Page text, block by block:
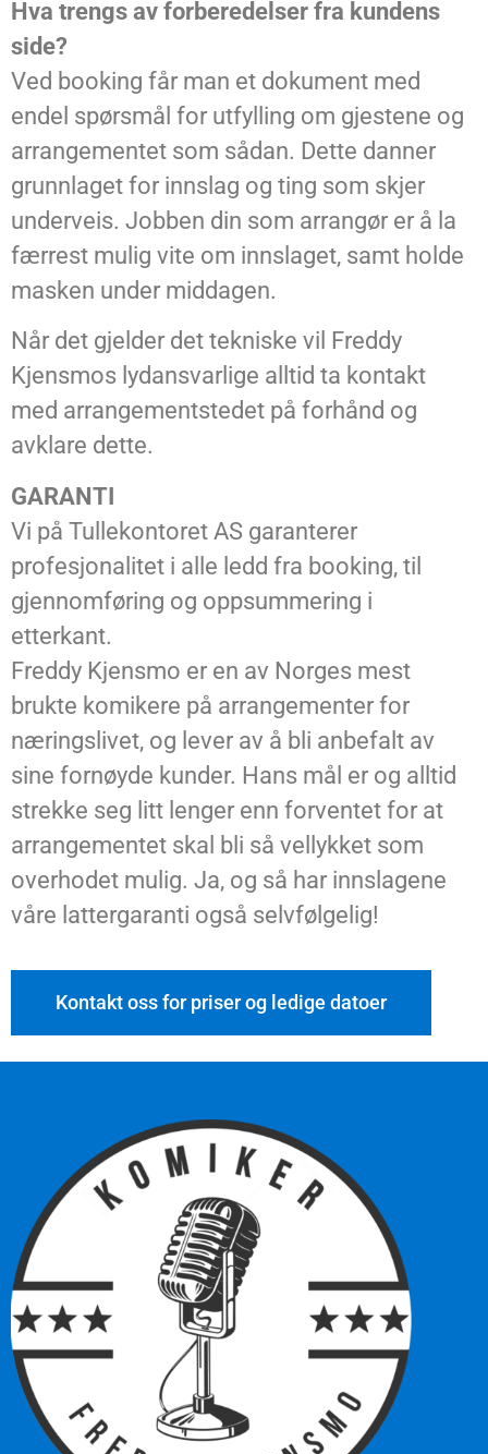
Hva trengs av forberedelser fra kundens
side?
Ved booking får man et dokument med
endel spørsmål for utfylling om gjestene og
arrangementet som sådan. Dette danner
grunnlaget for innslag og ting som skjer
underveis. Jobben din som arrangør er å la
færrest mulig vite om innslaget, samt holde
masken under middagen.
Når det gjelder det tekniske vil Freddy
Kjensmos lydansvarlige alltid ta kontakt
med arrangementstedet på forhånd og
avklare dette.
GARANTI
Vi på Tullekontoret AS garanterer
profesjonalitet i alle ledd fra booking, til
gjennomføring og oppsummering i
etterkant.
Freddy Kjensmo er en av Norges mest
brukte komikere på arrangementer for
næringslivet, og lever av å bli anbefalt av
sine fornøyde kunder. Hans mål er og alltid
strekke seg litt lenger enn forventet for at
arrangementet skal bli så vellykket som
overhodet mulig. Ja, og så har innslagene
våre lattergaranti også selvfølgelig!
Kontakt oss for priser og ledige datoer